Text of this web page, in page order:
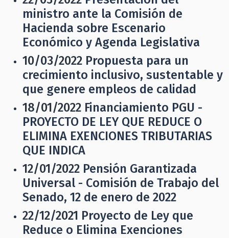
ministro ante la Comisión de
Hacienda sobre Escenario
Económico y Agenda Legislativa
10/03/2022 Propuesta para un
crecimiento inclusivo, sustentable y
que genere empleos de calidad
18/01/2022 Financiamiento PGU -
PROYECTO DE LEY QUE REDUCE O
ELIMINA EXENCIONES TRIBUTARIAS
QUE INDICA
12/01/2022 Pensión Garantizada
Universal - Comisión de Trabajo del
Senado, 12 de enero de 2022
22/12/2021 Proyecto de Ley que
Reduce o Elimina Exenciones